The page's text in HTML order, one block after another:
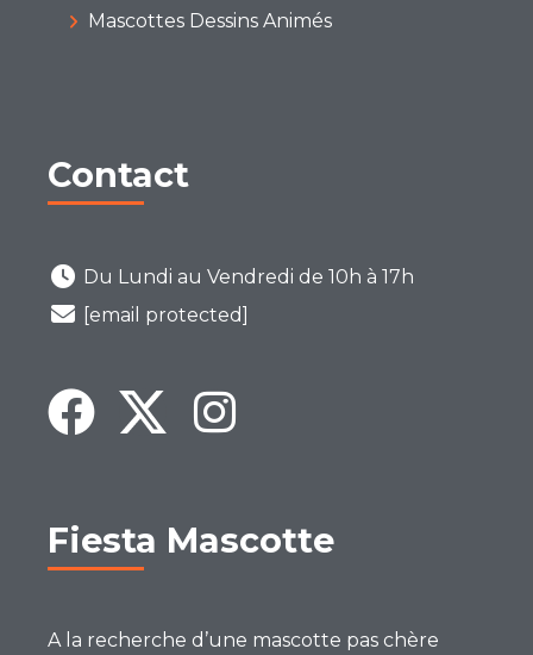
Mascottes Dessins Animés
Contact
Du Lundi au Vendredi de 10h à 17h
[email protected]
Fiesta Mascotte
A la recherche d’une mascotte pas chère